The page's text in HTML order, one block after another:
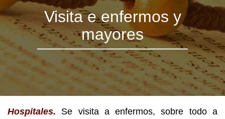
al
contenido
de
María
Madrid
Visita e enfermos y
mayores
Hospitales. Se visita a enfermos, sobre todo a